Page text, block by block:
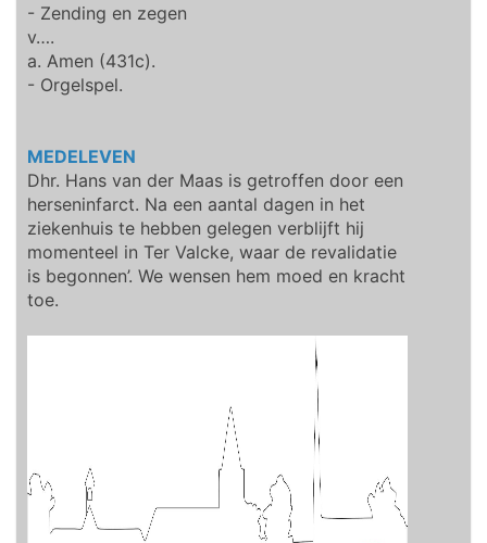
- Zending en zegen
v….
a. Amen (431c).
- Orgelspel.
MEDELEVEN
Dhr. Hans van der Maas is getroffen door een
herseninfarct. Na een aantal dagen in het
ziekenhuis te hebben gelegen verblijft hij
momenteel in Ter Valcke, waar de revalidatie
is begonnen’. We wensen hem moed en kracht
toe.